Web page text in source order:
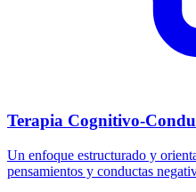
Terapia Cognitivo-
Un enfoque estructurado y
pensamientos y conductas